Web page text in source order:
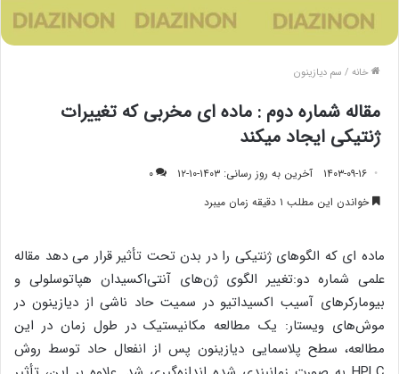
خانه / سم دیازینون
مقاله شماره دوم : ماده ای مخربی که تغییرات
ژنتیکی ایجاد میکند
۱۴۰۳-۰۹-۱۶ آخرین به روز رسانی: ۱۴۰۳-۱۰-۱۲
۰
خواندن این مطلب ۱ دقیقه زمان میبرد
ماده ای که الگوهای ژنتیکی را در بدن تحت تأثیر قرار می دهد مقاله
علمی شماره دو:تغییر الگوی ژن‌های آنتی‌اکسیدان هپاتوسلولی و
بیومارکرهای آسیب اکسیداتیو در سمیت حاد ناشی از دیازینون در
موش‌های ویستار: یک مطالعه مکانیستیک در طول زمان در این
مطالعه، سطح پلاسمایی دیازینون پس از انفعال حاد توسط روش